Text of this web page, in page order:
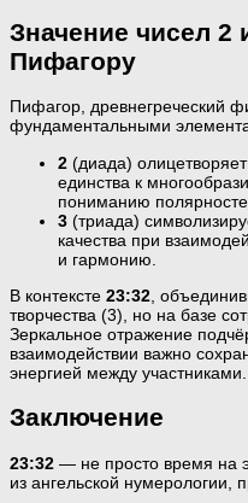
Значение чисел 2
Пифагору
Пифагор, древнегреческий
фундаментальными
2 (диада)
единства к
пониманию
3 (триада)
качества при
и гармонию.
В контексте 23:32 ,
творчества (3), но на базе
Зеркальное отражение
взаимодействии важно
энергией между участниками.
Заключение
23:32 — не просто время на
из ангельской нумерологии,